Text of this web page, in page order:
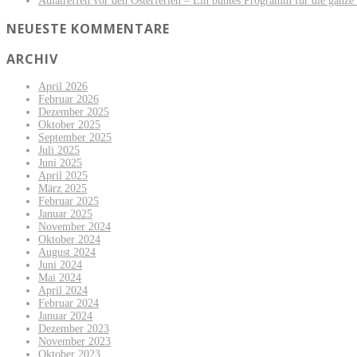
NEUESTE KOMMENTARE
ARCHIV
April 2026
Februar 2026
Dezember 2025
Oktober 2025
September 2025
Juli 2025
Juni 2025
April 2025
März 2025
Februar 2025
Januar 2025
November 2024
Oktober 2024
August 2024
Juni 2024
Mai 2024
April 2024
Februar 2024
Januar 2024
Dezember 2023
November 2023
Oktober 2023